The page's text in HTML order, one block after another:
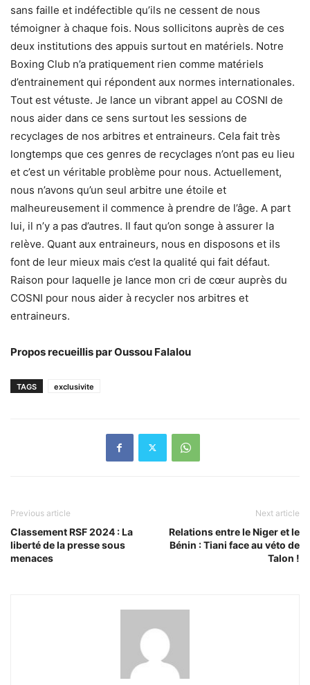
sans faille et indéfectible qu’ils ne cessent de nous
témoigner à chaque fois. Nous sollicitons auprès de ces
deux institutions des appuis surtout en matériels. Notre
Boxing Club n’a pratiquement rien comme matériels
d’entrainement qui répondent aux normes internationales.
Tout est vétuste. Je lance un vibrant appel au COSNI de
nous aider dans ce sens surtout les sessions de
recyclages de nos arbitres et entraineurs. Cela fait très
longtemps que ces genres de recyclages n’ont pas eu lieu
et c’est un véritable problème pour nous. Actuellement,
nous n’avons qu’un seul arbitre une étoile et
malheureusement il commence à prendre de l’âge. A part
lui, il n’y a pas d’autres. Il faut qu’on songe à assurer la
relève. Quant aux entraineurs, nous en disposons et ils
font de leur mieux mais c’est la qualité qui fait défaut.
Raison pour laquelle je lance mon cri de cœur auprès du
COSNI pour nous aider à recycler nos arbitres et
entraineurs.
Propos recueillis par Oussou Falalou
TAGS exclusivite
Previous article
Classement RSF 2024 : La
liberté de la presse sous
menaces
Next article
Relations entre le Niger et le
Bénin : Tiani face au véto de
Talon !